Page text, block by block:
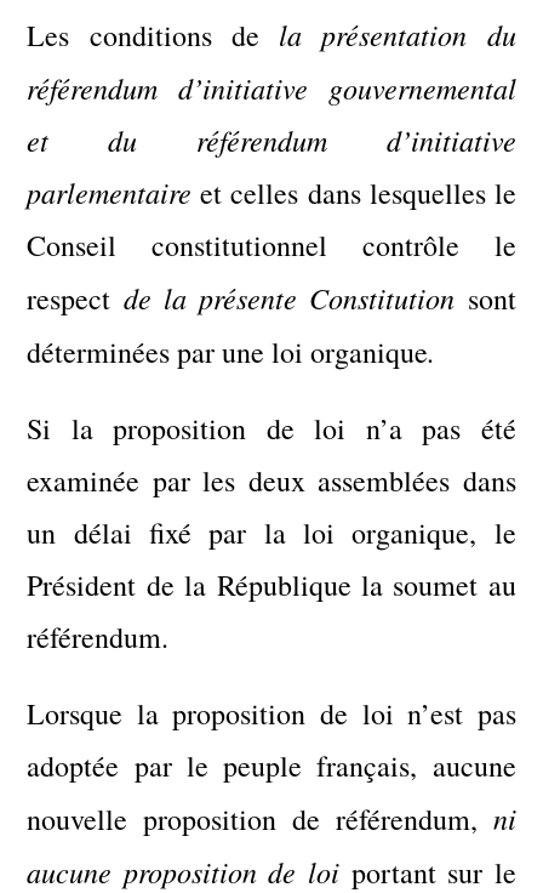
Les conditions de la présentation du
référendum d’initiative gouvernemental
et du référendum d’initiative
parlementaireet celles dans lesquelles le
Conseil constitutionnel contrôle le
respect de la présente Constitution sont
déterminées par une loi organique.
Si la proposition de loi n’a pas été
examinée par les deux assemblées dans
un délai fixé par la loi organique, le
Président de la République la soumet au
référendum.
Lorsque la proposition de loi n’est pas
adoptée par le peuple français, aucune
nouvelle proposition de référendum, ni
aucune proposition de loi portant sur le